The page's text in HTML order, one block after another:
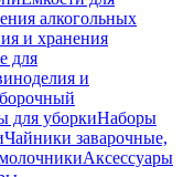
алкогольных
и хранения
для
и
для уборкиНаборы
Чайники заварочные,
Аксессуары